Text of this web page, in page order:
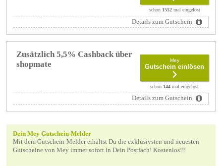
schon 1552mal eingelöst
Details zum Gutschein
Zusätzlich 5,5% Cashback über
shopmate
Mey
Gutschein einlösen
schon 144 mal eingelöst
Details zum Gutschein
Dein Mey Gutschein-Melder
Mit dem Gutschein-Melder erhältst Du die exklusivsten und neuesten
Gutscheine von Mey immer sofort in Dein Postfach! Kostenlos!!!